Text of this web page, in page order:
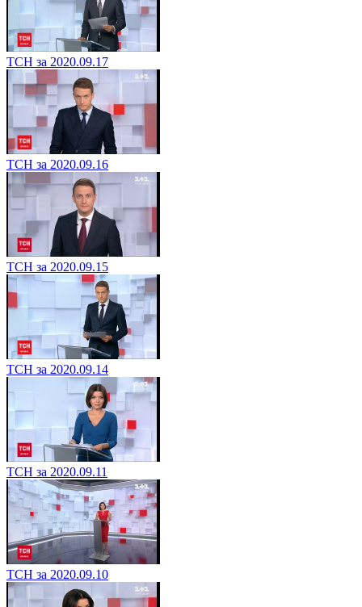
ТСН за 2020.09.17
ТСН за 2020.09.16
ТСН за 2020.09.15
ТСН за 2020.09.14
ТСН за 2020.09.11
ТСН за 2020.09.10